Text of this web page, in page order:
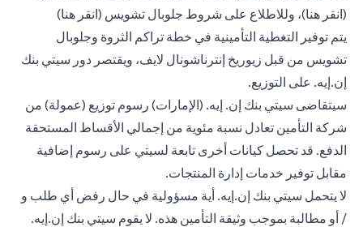
(انقر هناopens in a new tab
)، وللاطلاع على شروط جلوبال تشويس (انقر هناa new tab
)
يتم توفير التغطية التأمينية في خطة تراكم الثروة وجلوبال
تشويس من قبل زيوريخ إنترناشونال لايف، ويقتصر دور سيتي بنك
إن.إيه. على التوزيع.
سيتقاضى سيتي بنك إن. إيه. (الإمارات) رسوم توزيع (عمولة) من
شركة التأمين تعادل نسبة مئوية من إجمالي الأقساط المستحقة
الدفع. قد تحصل كيانات أخرى تابعة لسيتي على رسوم إضافية
مقابل توفير خدمات إدارة المنتجات.
لا يتحمل سيتي بنك إن.إيه. أية مسؤولية في حال رفض أي طلب و
/ أو مطالبة بموجب وثيقة التأمين هذه. لا يقوم سيتي بنك إن.إيه.